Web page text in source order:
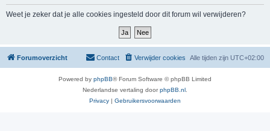
Weet je zeker dat je alle cookies ingesteld door dit forum wil verwijderen?
Forumoverzicht Alle tijden zijn UTC+02:00
Verwijder cookies
Contact
Powered by phpBB® Forum Software © phpBB Limited
Nederlandse vertaling doorphpBB.nl
Privacy | Gebruikersvoorwaarden